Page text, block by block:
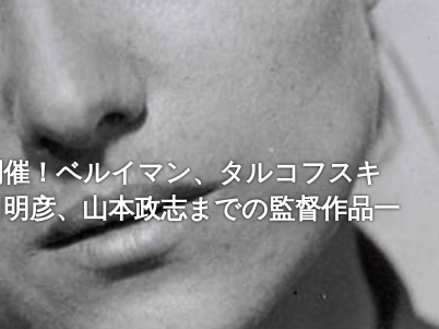
！ベルイマン、タルコフスキ
彦、山本政志までの監督作品一